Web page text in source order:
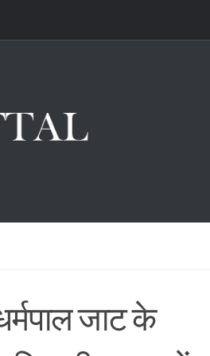
जाट के